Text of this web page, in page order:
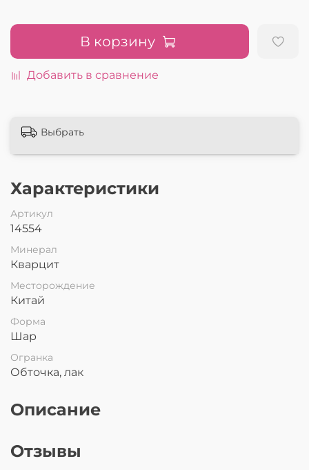
В корзину
Добавить в сравнение
Выбрать
Характеристики
Артикул
14554
Минерал
Кварцит
Месторождение
Китай
Форма
Шар
Огранка
Обточка, лак
Описание
Отзывы